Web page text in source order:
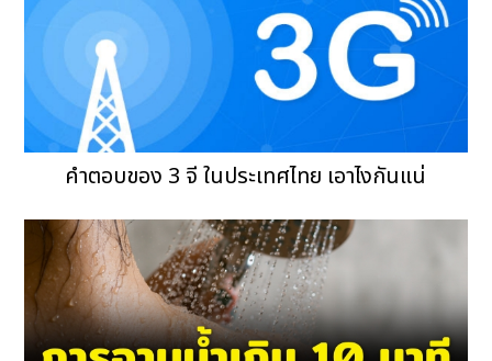
คำตอบของ 3 จี ในประเทศไทย เอาไงกันแน่